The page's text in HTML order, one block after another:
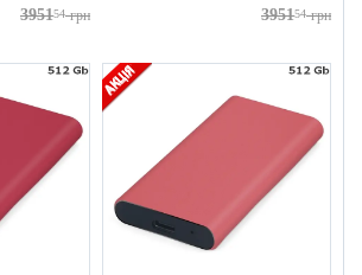
395154 грн 395154 грн